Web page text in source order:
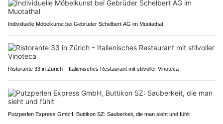
Individuelle Möbelkunst bei Gebrüder Schelbert AG im Muotathal
Ristorante 33 in Zürich – Italienisches Restaurant mit stilvoller Vinoteca
Putzperlen Express GmbH, Buttikon SZ: Sauberkeit, die man sieht und fühlt